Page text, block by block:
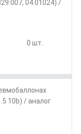
04.01024) /
0 шт.
10b) / аналог